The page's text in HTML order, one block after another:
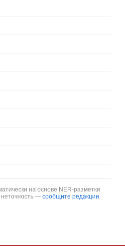
на основе NER-разметки
— сообщите редакции